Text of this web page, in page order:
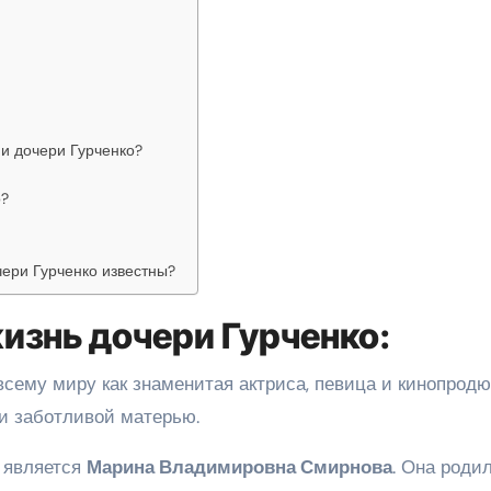
дочери Гурченко?
Гурченко известны?
дочери Гурченко:
миру как знаменитая актриса, певица и
заботливой матерью.
Марина Владимировна Смирнова. Она